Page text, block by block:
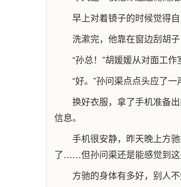
早上对着镜子的时候觉得
洗漱完，他靠在窗边刮胡
“孙总！”胡媛媛从对面工
“好。”孙问渠点点头应了一
换好衣服，拿了手机准备
信息。
手机很安静，昨天晚上方
了……但孙问渠还是能感觉到这
方驰的身体有多好，别人